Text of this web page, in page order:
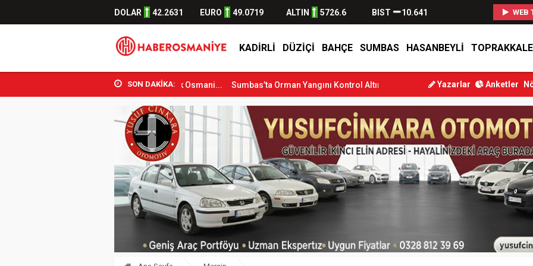
DOLAR 42.2631 EURO 49.0719 ALTIN 5726.6 BIST 10.641 WEB
KADIRLI DÜZIÇI BAHÇE SUMBAS HASANBEYLI TOPRAKKALE
SON DAKİKA:
Spor Bakanı Osman Aşkın Bak Osmani... Sumbas’ta Orman Yangını Kontrol Altına Alındı Osmaniye’de Tren Çarpması: Genç Yaralandı
Yazarlar Anketler